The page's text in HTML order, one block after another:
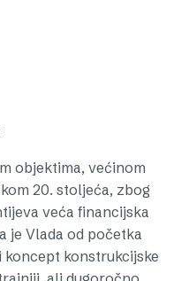
objektima, većinom
20. stoljeća, zbog
veća financijska
je Vlada od početka
konstrukcijske